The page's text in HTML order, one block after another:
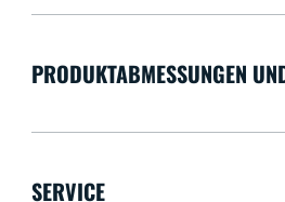
PRODUKTABMESSUNGEN
SERVICE